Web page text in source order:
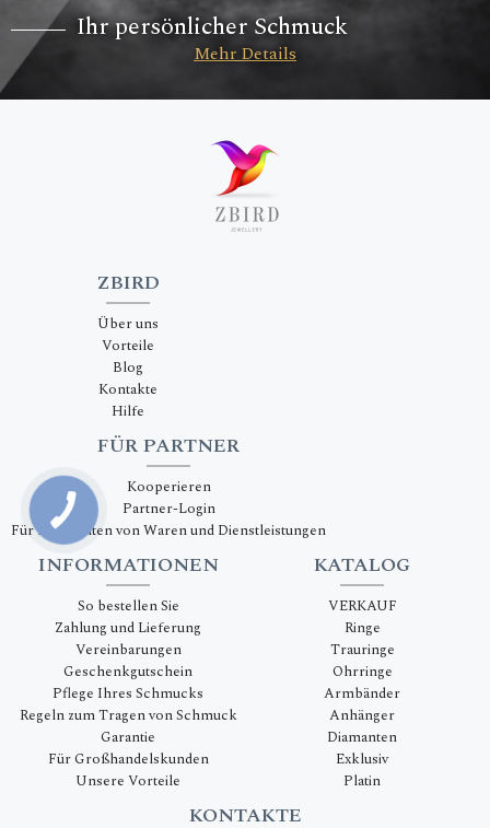
Ihr persönlicher Schmuck
Mehr Details
ZBIRD
Über uns
Vorteile
Blog
Kontakte
Hilfe
KATALOG
VERKAUF
Ringe
Trauringe
Ohrringe
Armbänder
Anhänger
Diamanten
Exklusiv
Platin
INFORMATIONEN
So bestellen Sie
Zahlung und Lieferung
Vereinbarungen
Geschenkgutschein
Pflege Ihres Schmucks
Regeln zum Tragen von Schmuck
Garantie
Für Großhandelskunden
Unsere Vorteile
FÜR PARTNER
Kooperieren
Partner-Login
Für Lieferanten von Waren und Dienstleistungen
KONTAKTE